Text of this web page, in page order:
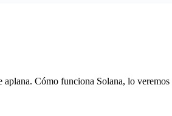
Cómo funciona Solana, lo